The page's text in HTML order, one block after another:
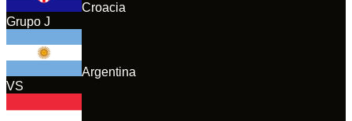
Croacia
Grupo J
Argentina
VS